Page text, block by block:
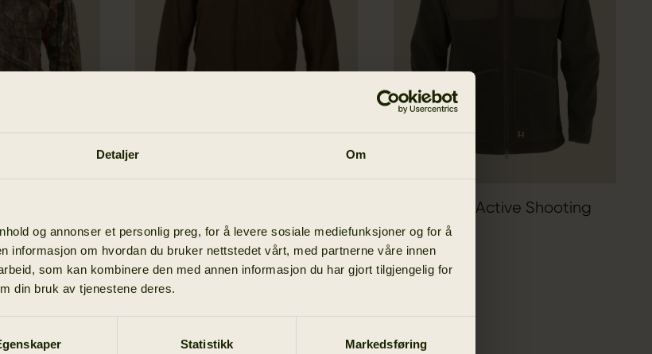
Detaljer Om
og annonser et personlig preg, for å levere sosiale mediefunksjoner og for å
informasjon om hvordan du bruker nettstedet vårt, med partnerne våre innen
som kan kombinere den med annen informasjon du har gjort tilgjengelig for
din bruk av tjenestene deres.
Statistikk Markedsføring
jakke
377.97 EUR539.95 EURSpar 161.98 EUR
Stornoway Active Shooting
HSP jakke
259.95 EUR